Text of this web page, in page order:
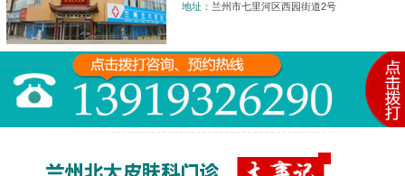
地址： 兰州市七里河区西园街道2号